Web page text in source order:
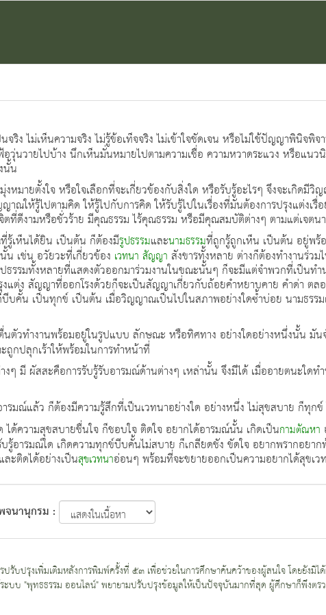
นจริง ไม่เห็นความจริง ไม่รู้ข้อเท็จจริง ไม่เข้าใจชัดเจน หรือไม่ใช้ปัญญาพินิ
อวุ่นวายไปบ้าง นึกเห็นมั่นหมายไปตามความเชื่อ ความหวาดระแวง หรือแ
นั้น
งหมายตั้งใจ หรือใจเลือกที่จะเกี่ยวข้องกับสิ่งใด หรือรับรู้อะไรๆ จึงจะเกิด
ณให้รู้ไปตามคิด ให้รู้ไปกับการคิด ให้รับรู้ไปในเรื่องที่มันต้องการปรุงแต่ง
ดีงามหรือชั่วร้าย มีคุณธรรม ไร้คุณธรรม หรือมีคุณสมบัติต่างๆ ตามแต่เจต
รู้เห็นได้ยิน เป็นต้น ก็ต้องมีรูปธรรมและนามธรรมที่ถูกรู้ถูกเห็น เป็นต้น อยู่พ
เช่น อวัยวะที่เกี่ยวข้อง เวทนา สัญญา สังขารทั้งหลาย ต่างก็ต้องทำงานร่
ธรรมทั้งหลายที่แสดงตัวออกมาร่วมงานในขณะนั้นๆ ก็จะมีแต่จำพวกที่เป็
แต่ง สัญญาที่ออกโรงด้วยก็จะเป็นสัญญาเกี่ยวกับถ้อยคำหยาบคาย คำด่า ต
บีบคั้น เป็นทุกข์ เป็นต้น เมื่อวิญญาณเป็นไปในสภาพอย่างใดซ้ำบ่อย นามธร
นตัวทำงานพร้อมอยู่ในรูปแบบ ลักษณะ หรือทิศทาง อย่างใดอย่างหนึ่งนั้น มัน
กปลุกเร้าให้พร้อมในการทำหน้าที่
งๆ มี ผัสสะคือการรับรู้รับอารมณ์ด้านต่างๆ เหล่านั้น จึงมีได้ เมื่ออายตนะใด
ารมณ์แล้ว ก็ต้องมีความรู้สึกที่เป็นเวทนาอย่างใด อย่างหนึ่ง ไม่สุขสบาย ก็ทุก
ได้ความสุขสบายชื่นใจ ก็ชอบใจ ติดใจ อยากได้อารมณ์นั้น เกิดเป็นกามตัณหา
บรู้อารมณ์ใด เกิดความทุกข์บีบคั้นไม่สบาย ก็เกลียดชัง ขัดใจ อยากพรากอยา
และติดได้อย่างเป็นสุขเวทนาอ่อนๆ พร้อมที่จะขยายออกเป็นความอยากได้สุขเว
จนานุกรม :
รับปรุงเพิ่มเติมหลังการพิมพ์ครั้งที่ ๕๓ เพื่อช่วยในการศึกษาค้นคว้าของผู้สนใจ โดยยังมิ
ะบบ "พุทธธรรม ออนไลน์" พยายามปรับปรุงข้อมูลให้เป็นปัจจุบันมากที่สุด ผู้ศึกษาก็พึง